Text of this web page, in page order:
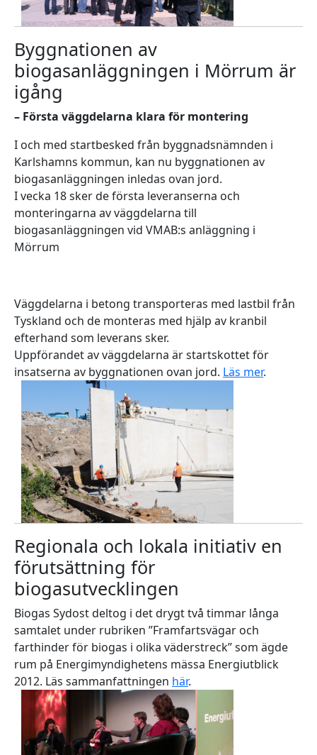
Byggnationen av
biogasanläggningen i Mörrum är
igång
– Första väggdelarna klara för montering
I och med startbesked från byggnadsnämnden i
Karlshamns kommun, kan nu byggnationen av
biogasanläggningen inledas ovan jord.
I vecka 18 sker de första leveranserna och
monteringarna av väggdelarna till
biogasanläggningen vid VMAB:s anläggning i
Mörrum
Väggdelarna i betong transporteras med lastbil från
Tyskland och de monteras med hjälp av kranbil
efterhand som leverans sker.
Uppförandet av väggdelarna är startskottet för
insatserna av byggnationen ovan jord. Läs mer.
Regionala och lokala initiativ en
förutsättning för
biogasutvecklingen
Biogas Sydost deltog i det drygt två timmar långa
samtalet under rubriken ”Framfartsvägar och
farthinder för biogas i olika väderstreck” som ägde
rum på Energimyndighetens mässa Energiutblick
2012. Läs sammanfattningen här.